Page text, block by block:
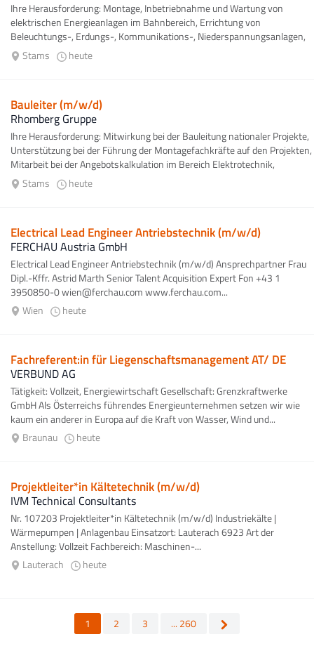
Ihre Herausforderung: Montage, Inbetriebnahme und Wartung von
elektrischen Energieanlagen im Bahnbereich, Errichtung von
Beleuchtungs-, Erdungs-, Kommunikations-, Niederspannungsanlagen,
Errichtung von Weichenheizungsanlagen...
Stams heute
Bauleiter (m/w/d)
Rhomberg Gruppe
Ihre Herausforderung: Mitwirkung bei der Bauleitung nationaler Projekte,
Unterstützung bei der Führung der Montagefachkräfte auf den Projekten,
Mitarbeit bei der Angebotskalkulation im Bereich Elektrotechnik,
Abstimmung...
Stams heute
Electrical Lead Engineer Antriebstechnik (m/w/d)
FERCHAU Austria GmbH
Electrical Lead Engineer Antriebstechnik (m/w/d) Ansprechpartner Frau
Dipl.-Kffr. Astrid Marth Senior Talent Acquisition Expert Fon +43 1
3950850-0 wien@ferchau.com www.ferchau.com...
Wien
heute
Fachreferent:in für Liegenschaftsmanagement AT/ DE
VERBUND AG
Tätigkeit: Vollzeit, Energiewirtschaft Gesellschaft: Grenzkraftwerke
GmbH Als Österreichs führendes Energieunternehmen setzen wir wie
kaum ein anderer in Europa auf die Kraft von Wasser, Wind und...
Braunau
heute
Projektleiter*in Kältetechnik (m/w/d)
IVM Technical Consultants
Nr. 107203 Projektleiter*in Kältetechnik (m/w/d) Industriekälte |
Wärmepumpen | Anlagenbau Einsatzort: Lauterach 6923 Art der
Anstellung: Vollzeit Fachbereich: Maschinen-...
Lauterach
heute
1 2 3 ... 260